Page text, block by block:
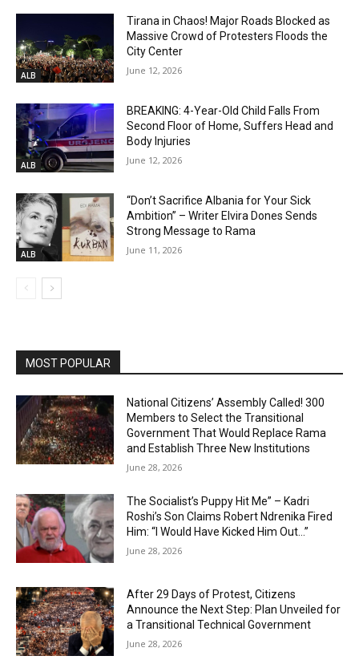
ALB
Tirana in Chaos! Major Roads Blocked as
Massive Crowd of Protesters Floods the
City Center
June 12, 2026
ALB
BREAKING: 4-Year-Old Child Falls From
Second Floor of Home, Suffers Head and
Body Injuries
June 12, 2026
ALB
“Don’t Sacrifice Albania for Your Sick
Ambition” – Writer Elvira Dones Sends
Strong Message to Rama
June 11, 2026
MOST POPULAR
National Citizens’ Assembly Called! 300
Members to Select the Transitional
Government That Would Replace Rama
and Establish Three New Institutions
June 28, 2026
The Socialist’s Puppy Hit Me” – Kadri
Roshi’s Son Claims Robert Ndrenika Fired
Him: “I Would Have Kicked Him Out…”
June 28, 2026
After 29 Days of Protest, Citizens
Announce the Next Step: Plan Unveiled for
a Transitional Technical Government
June 28, 2026